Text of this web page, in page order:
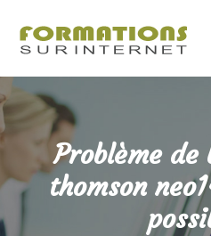
Problème
thomson